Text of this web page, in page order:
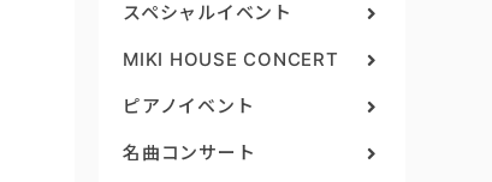
スペシャルイベント
MIKI HOUSE CONCERT
ピアノイベント
名曲コンサート